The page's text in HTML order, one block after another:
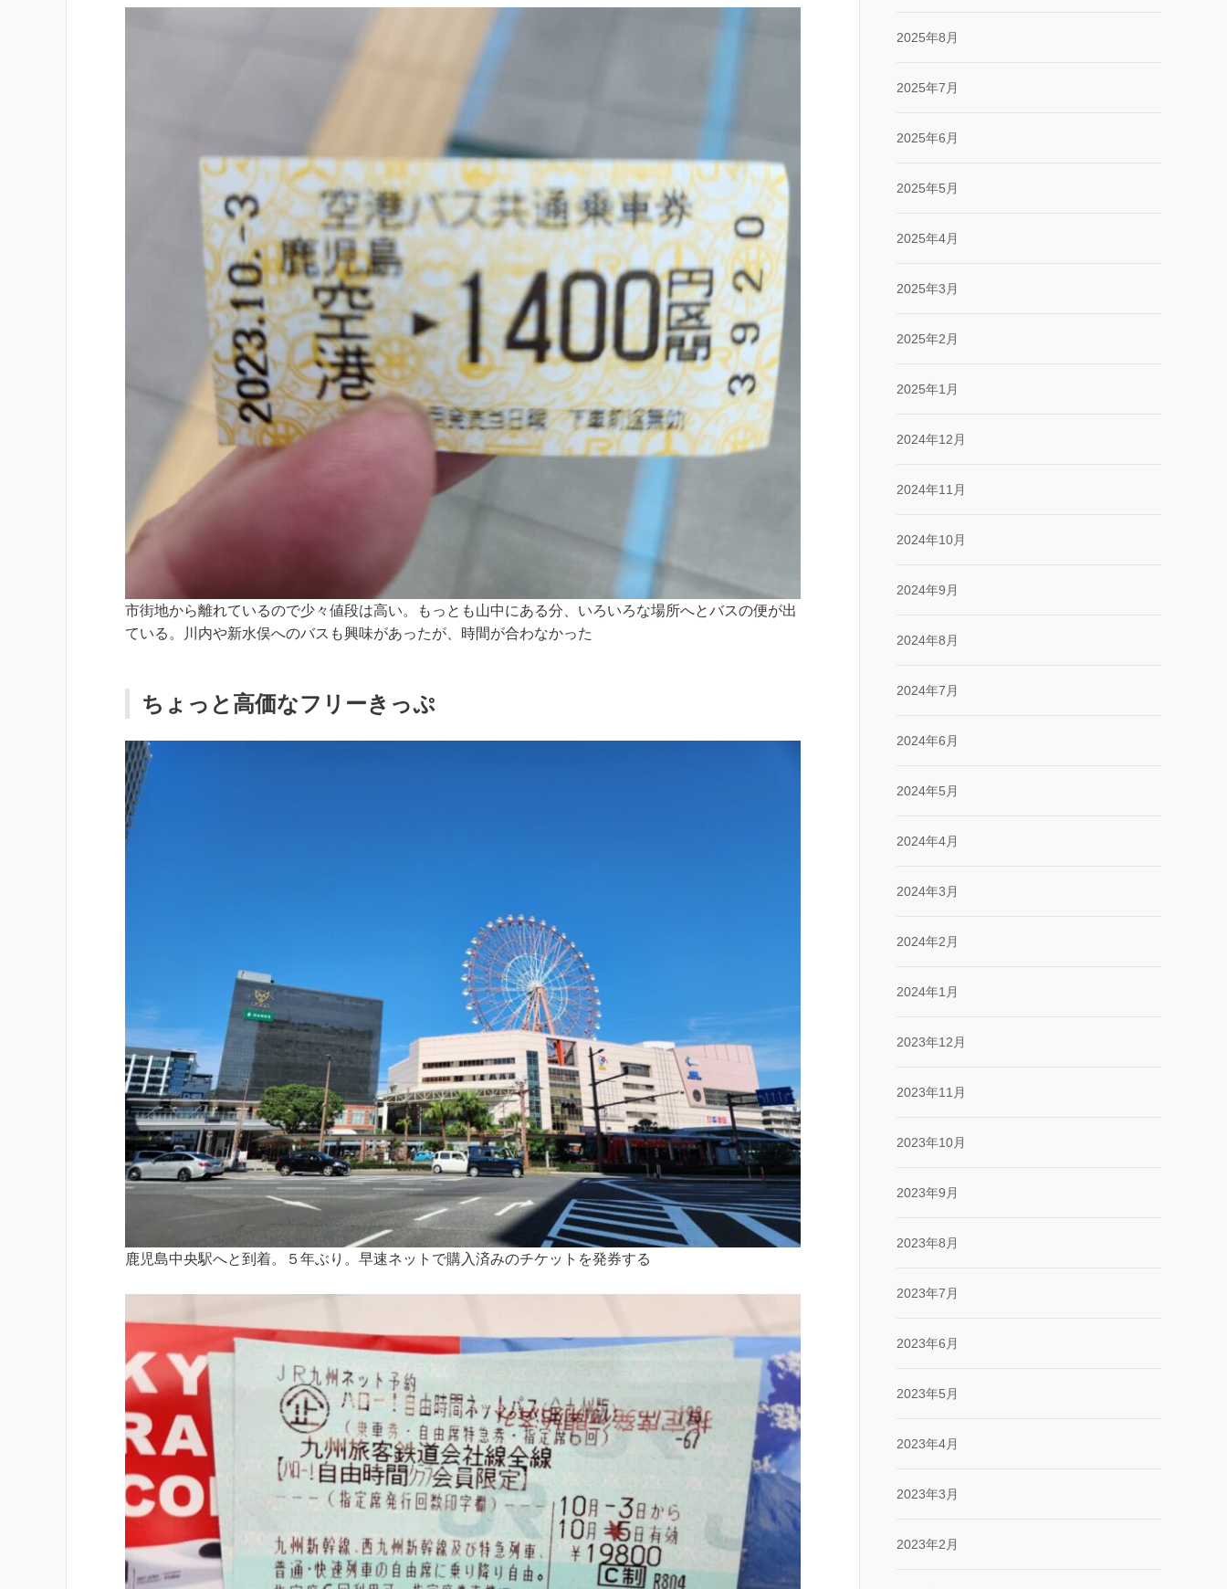
市街地から離れているので少々値段は高い。もっとも山中にある分、いろいろな場所へとバスの便が出
ている。川内や新水俣へのバスも興味があったが、時間が合わなかった
ちょっと高価なフリーきっぷ
鹿児島中央駅へと到着。５年ぶり。早速ネットで購入済みのチケットを発券する
2025年8月
2025年7月
2025年6月
2025年5月
2025年4月
2025年3月
2025年2月
2025年1月
2024年12月
2024年11月
2024年10月
2024年9月
2024年8月
2024年7月
2024年6月
2024年5月
2024年4月
2024年3月
2024年2月
2024年1月
2023年12月
2023年11月
2023年10月
2023年9月
2023年8月
2023年7月
2023年6月
2023年5月
2023年4月
2023年3月
2023年2月